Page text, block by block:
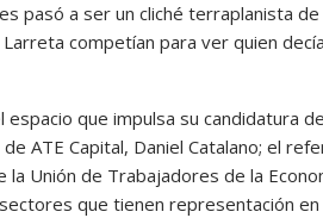
pasó a ser un cliché terraplanista
competían para ver quien
espacio que impulsa su candidatura
ATE Capital, Daniel Catalano; el
Unión de Trabajadores de la
que tienen representación